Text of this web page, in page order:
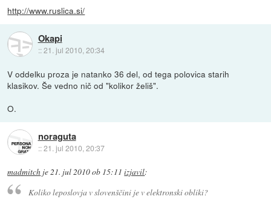
http://www.ruslica.si/
Okapi
::21. jul 2010, 20:34
V oddelku proza je natanko 36 del, od tega polovica starih
klasikov. Še vedno nič od "kolikor želiš".
O.
noraguta
::21. jul 2010, 20:37
madmitch je21. jul 2010 ob 15:11 izjavil:
Koliko leposlovja v slovenščini je v elektronski obliki?